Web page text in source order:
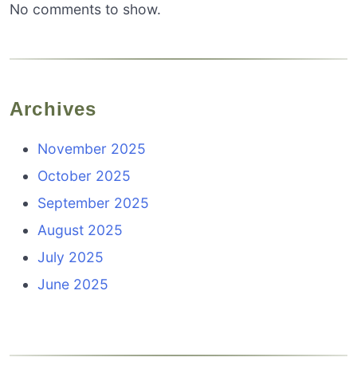
No comments to show.
Archives
November 2025
October 2025
September 2025
August 2025
July 2025
June 2025